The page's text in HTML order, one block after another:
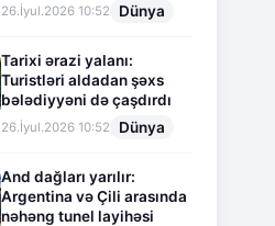
26.İyul.2026 10:52 Dünya
Tarixi ərazi yalanı:
Turistləri aldadan şəxs
bələdiyyəni də çaşdırdı
26.İyul.2026 10:52 Dünya
And dağları yarılır:
Argentina və Çili arasında
nəhəng tunel layihəsi